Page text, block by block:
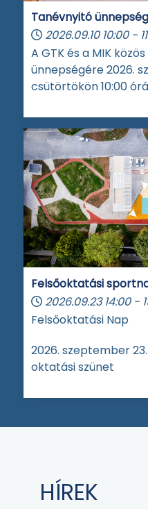
Tanévnyitó
2026.09.10 10:00 -
A GTK és a MIK
ünnepségére 2026.
csütörtökön 10:00
Felsőoktatási
2026.09.23 14:00 -
Felsőoktatási Nap
2026. szeptember
oktatási szünet
HÍREK